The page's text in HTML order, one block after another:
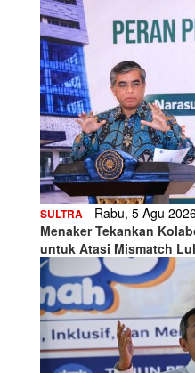
SULTRA - Rabu, 5 Agu
Menaker Tekankan
untuk Atasi Mismatch